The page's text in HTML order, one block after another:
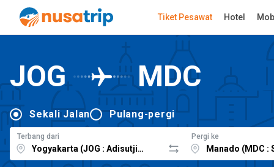
Tiket Pesawat Hotel
JOG MDC
Sekali Jalan Pulang-pergi
Terbang dari Pergi ke